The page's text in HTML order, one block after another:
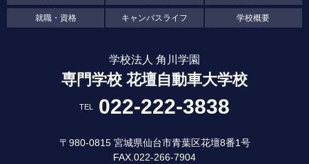
就職・資格 キャンパスライフ 学校概要
学校法人 角川学園
専門学校 花壇自動車大学校
TEL 022-222-3838
〒980-0815 宮城県仙台市青葉区花壇8番1号
FAX.022-266-7904